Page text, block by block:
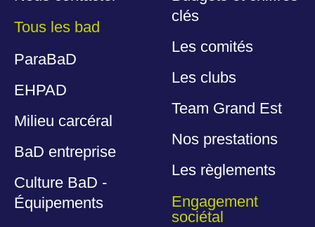
Tous les bad
ParaBaD
EHPAD
Milieu carcéral
BaD entreprise
Culture BaD -
Équipements
clés
Les comités
Les clubs
Team Grand Est
Nos prestations
Les règlements
Engagement
sociétal